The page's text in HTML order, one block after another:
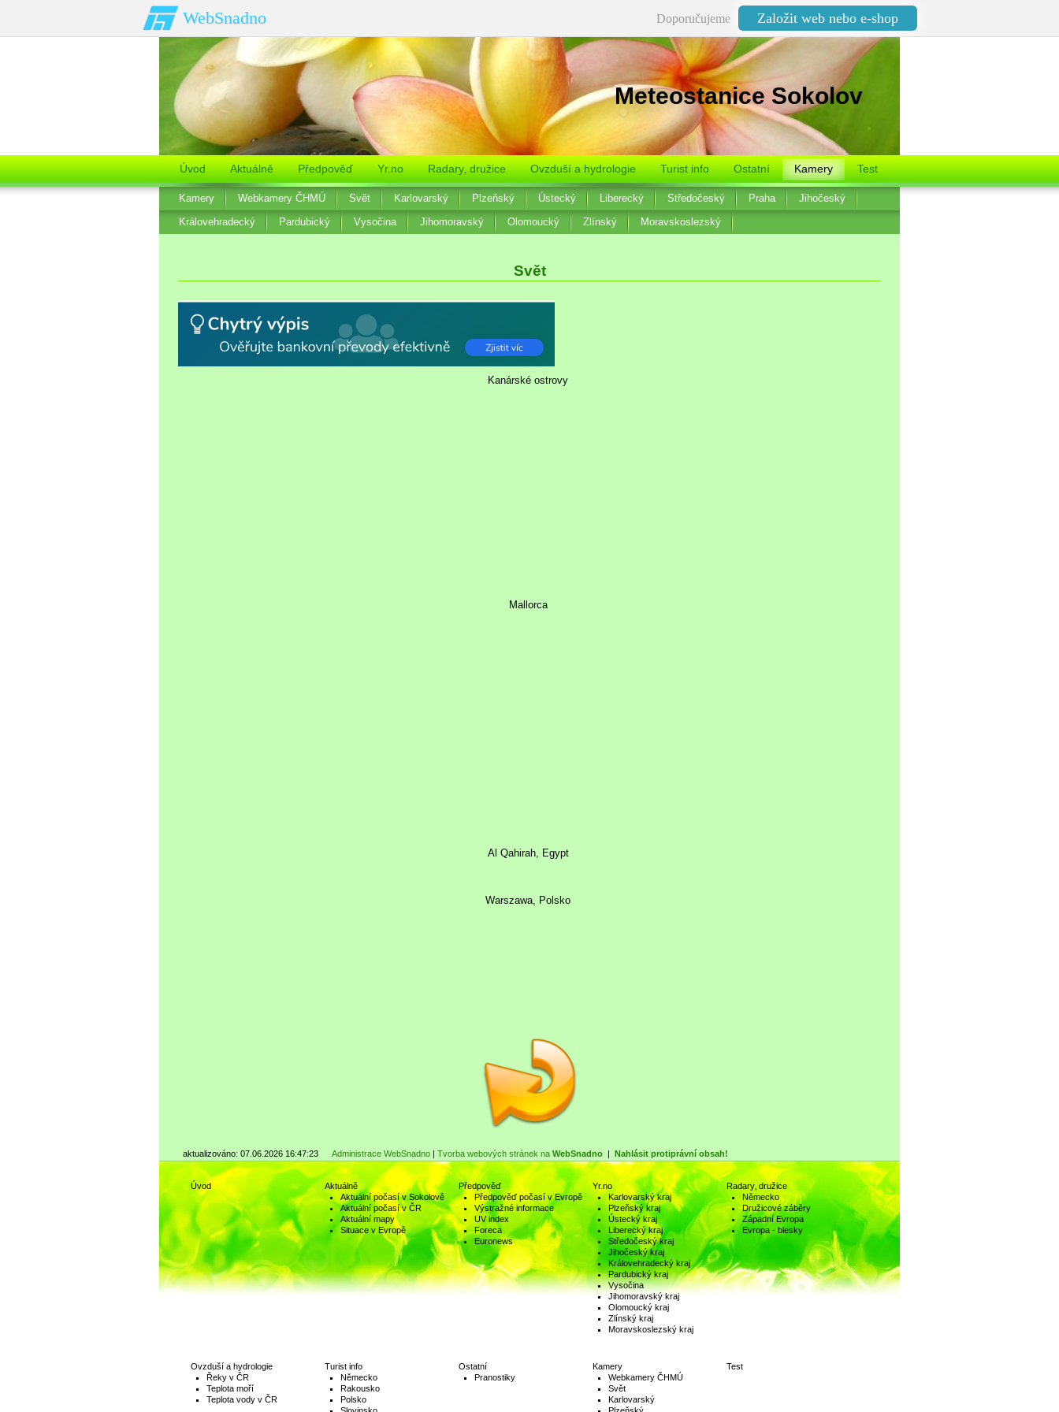
WebSnadno Doporučujeme Založit web nebo e-shop
Meteostanice Sokolov
Úvod Aktuálně Předpověď Yr.no Radary‚ družice Ovzduší a hydrologie Turist info Ostatní Kamery Test
Kamery Webkamery ČHMÚ Svět Karlovarský Plzeňský Ústecký Liberecký Středočeský Praha
Jihočeský
Královehradecký
Pardubický Vysočina Jihomoravský Olomoucký Zlínský Moravskoslezský
Svět
Kanárské ostrovy
Mallorca
Al Qahirah, Egypt
Warszawa, Polsko
Administrace WebSnadno| Tvorba webových stránek na WebSnadno| Nahlásit protiprávní obsah!
aktualizováno: 07.06.2026 16:47:23
Úvod
Aktuálně
Aktuální počasí v Sokolově
Aktuální počasí v ČR
Aktuální mapy
Situace v Evropě
Předpověď
Předpověď počasí v Evropě
Výstražné informace
UV index
Foreca
Euronews
Yr.no
Karlovarský kraj
Plzeňský kraj
Ústecký kraj
Liberecký kraj
Středočeský kraj
Jihočeský kraj
Královehradecký kraj
Pardubický kraj
Vysočina
Jihomoravský kraj
Olomoucký kraj
Zlínský kraj
Moravskoslezský kraj
Radary‚ družice
Německo
Družicové záběry
Západní Evropa
Evropa - blesky
Ovzduší a hydrologie
Řeky v ČR
Teplota moří
Teplota vody v ČR
Turist info
Německo
Rakousko
Polsko
Ostatní
Pranostiky
Kamery
Webkamery ČHMÚ
Svět
Karlovarský
Test